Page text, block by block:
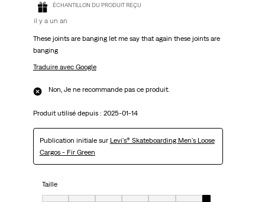
ÉCHANTILLON DU PRODUIT REÇU
il y a un an
These joints are banging let me say that again these joints are
banging
Traduire avec Google
Non, Je ne recommande pas ce produit.
Produit utilisé depuis : 2025-01-14
Publication initiale sur Levi's® Skateboarding Men's Loose
Cargos - Fir Green
Taille
Taille, 7 sur 7, où 1 est égal à Très petit et 7 est égal à Très grand